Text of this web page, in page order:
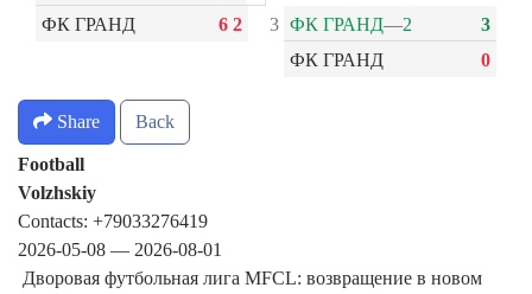
ФК ГРАНД
6 2 3 ФК ГРАНД—2
3
ФК ГРАНД
0
Share Back
Football
Volzhskiy
Contacts: +79033276419
2026-05-08 — 2026-08-01